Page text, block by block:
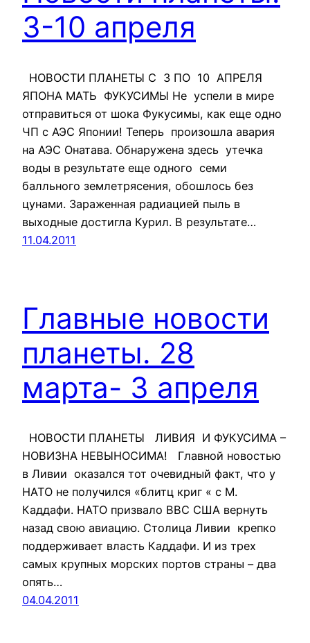
3-10 апреля
НОВОСТИ ПЛАНЕТЫ С 3 ПО 10 АПРЕЛЯ
ЯПОНА МАТЬ ФУКУСИМЫ Не успели в мире
отправиться от шока Фукусимы, как еще одно
ЧП с АЭС Японии! Теперь произошла авария
на АЭС Онатава. Обнаружена здесь утечка
воды в результате еще одного семи
балльного землетрясения, обошлось без
цунами. Зараженная радиацией пыль в
выходные достигла Курил. В результате…
11.04.2011
Главные новости
планеты. 28
марта- 3 апреля
НОВОСТИ ПЛАНЕТЫ ЛИВИЯ И ФУКУСИМА –
НОВИЗНА НЕВЫНОСИМА! Главной новостью
в Ливии оказался тот очевидный факт, что у
НАТО не получился «блитц криг « с М.
Каддафи. НАТО призвало ВВС США вернуть
назад свою авиацию. Столица Ливии крепко
поддерживает власть Каддафи. И из трех
самых крупных морских портов страны – два
опять…
04.04.2011